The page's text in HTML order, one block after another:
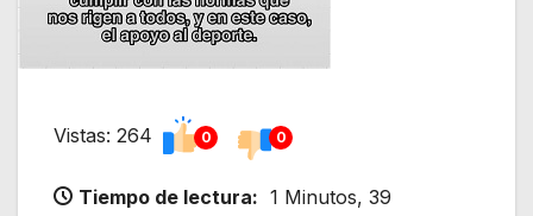
Vistas: 264 0 0
Tiempo de lectura: 1 Minutos, 39